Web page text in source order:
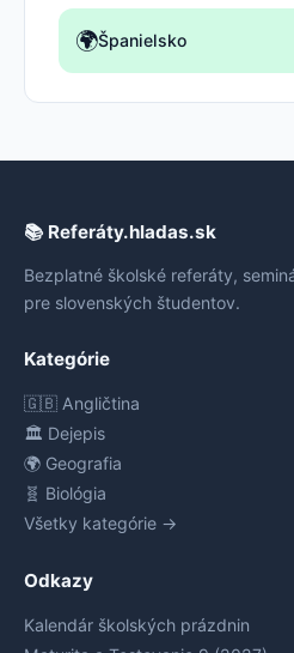
🌍Španielsko
📚 Referáty.hladas.sk
Bezplatné školské referáty,
pre slovenských študentov.
Kategórie
🇬🇧 Angličtina
🏛️ Dejepis
🌍 Geografia
🧬 Biológia
Všetky kategórie →
Odkazy
Kalendár školských prázdnin